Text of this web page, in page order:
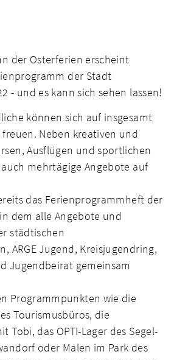
der Osterferien erscheint
der Stadt
- und es kann sich sehen lassen!
können sich auf insgesamt
Neben kreativen und
Ausflügen und sportlichen
mehrtägige Angebote auf
das Ferienprogrammheft der
dem alle Angebote und
städtischen
ARGE Jugend, Kreisjugendring,
Jugendbeirat gemeinsam
Programmpunkten wie die
Tourismusbüros, die
Tobi, das OPTI-Lager des Segel-
oder Malen im Park des